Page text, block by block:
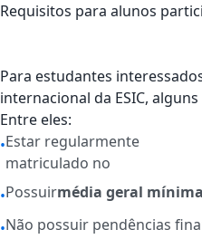
Requisitos para alunos
Para estudantes
internacional da ESIC,
Entre eles:
•Estar regularmente
matriculado no
•Possuirmédia geral
•Não possuir pendências